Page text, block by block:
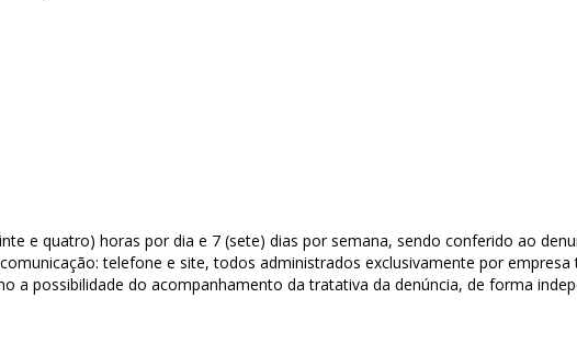
e quatro) horas por dia e 7 (sete) dias por semana, sendo conferido ao
telefone e site, todos administrados exclusivamente por
a possibilidade do acompanhamento da tratativa da denúncia, de forma